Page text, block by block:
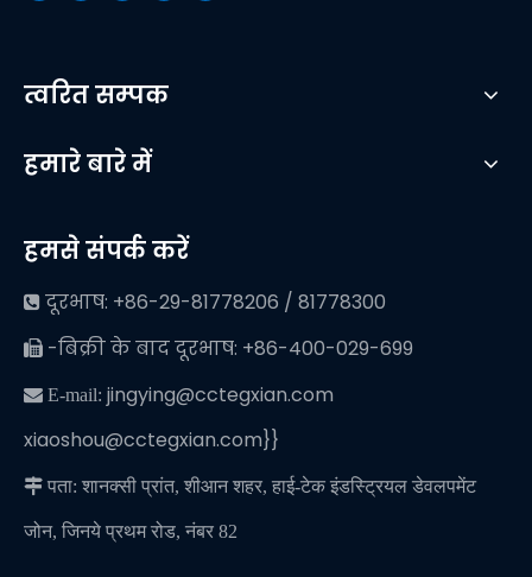
त्वरित सम्पक
हमारे बारे में
हमसे संपर्क करें
 दूरभाष: +86-29-81778206 / 81778300
 -बिक्री के बाद दूरभाष: +86-400-029-699
 E-mail: jingying@cctegxian.com
xiaoshou@cctegxian.com}}
 पता: शानक्सी प्रांत, शीआन शहर, हाई-टेक इंडस्ट्रियल डेवलपमेंट
जोन, जिनये प्रथम रोड, नंबर 82